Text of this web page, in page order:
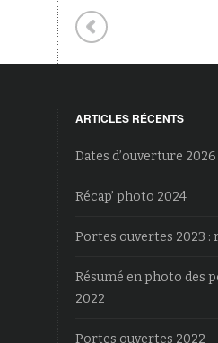
ARTICLES RÉCENTS
Dates d’ouverture 2026
Récap’ photo 2024
Portes ouvertes 2023 :
Résumé en photo des
2022
Portes ouvertes 2022